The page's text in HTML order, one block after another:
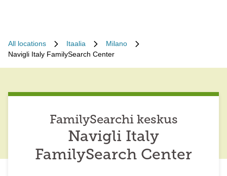
All locations Itaalia
Milano
Navigli Italy FamilySearch Center
FamilySearchi keskus
Navigli Italy
FamilySearch Center